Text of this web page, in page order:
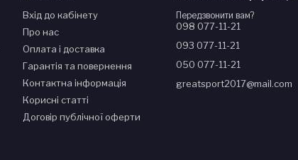
Вхід до кабінету
Про нас
Оплата і доставка
Гарантія та повернення
Контактна інформація
Корисні статті
Договір публічної оферти
Передзвонити вам?
098 077-11-21
093 077-11-21
050 077-11-21
greatsport2017@mail.com